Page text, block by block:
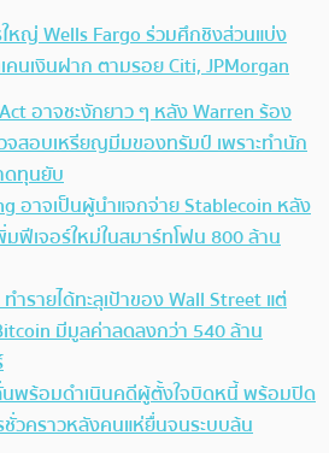
หญ่ Wells Fargo ร่วมศึกชิงส่วนแบ่ง
คนเงินฝาก ตามรอย Citi, JPMorgan
อาจชะงักยาว ๆ หลัง Warren ร้อง
จสอบเหรียญมีมของทรัมป์ เพราะทำนัก
ดทุนยับ
อาจเป็นผู้นำแจกจ่าย Stablecoin หลัง
มฟีเจอร์ใหม่ในสมาร์ทโฟน 800 ล้าน
ทำรายได้ทะลุเป้าของ Wall Street แต่
มีมูลค่าลดลงกว่า 540 ล้าน
นพร้อมดำเนินคดีผู้ตั้งใจบิดหนี้ พร้อมปิด
วคราวหลังคนแห่ยื่นจนระบบล้น